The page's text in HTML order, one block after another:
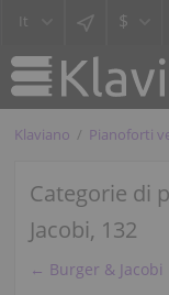
$
Klaviano Pianoforti
Categorie di
Jacobi, 132
← Burger & Jacobi